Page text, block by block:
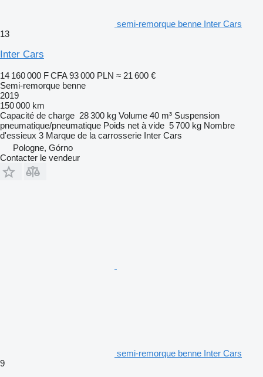
semi-remorque benne Inter Cars
13
Inter Cars
14 160 000 F CFA 93 000 PLN ≈ 21 600 €
Semi-remorque benne
2019
150 000 km
Capacité de charge 28 300 kg Volume 40 m³ Suspension
pneumatique/pneumatique Poids net à vide 5 700 kg Nombre
d'essieux 3 Marque de la carrosserie Inter Cars
Pologne, Górno
Contacter le vendeur
semi-remorque benne Inter Cars
9